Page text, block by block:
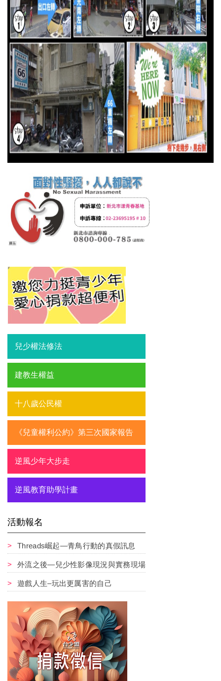
兒少權法修法
建教生權益
十八歲公民權
《兒童權利公約》第三次國家報告
逆風少年大步走
逆風教育助學計畫
活動報名
Threads崛起—青鳥行動的真假訊息
外流之後—兒少性影像現況與實務現場
遊戲人生–玩出更厲害的自己